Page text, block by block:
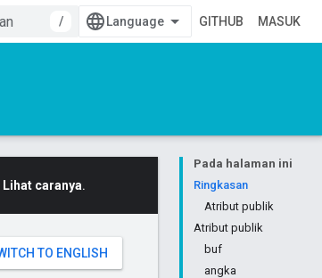
/
GITHUB MASUK
Pada halaman ini
Ringkasan
Atribut publik
Atribut publik
buf
angka
Lihat caranya.